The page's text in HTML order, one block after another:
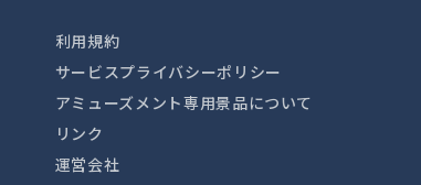
利用規約
サービスプライバシーポリシー
アミューズメント専用景品について
リンク
運営会社